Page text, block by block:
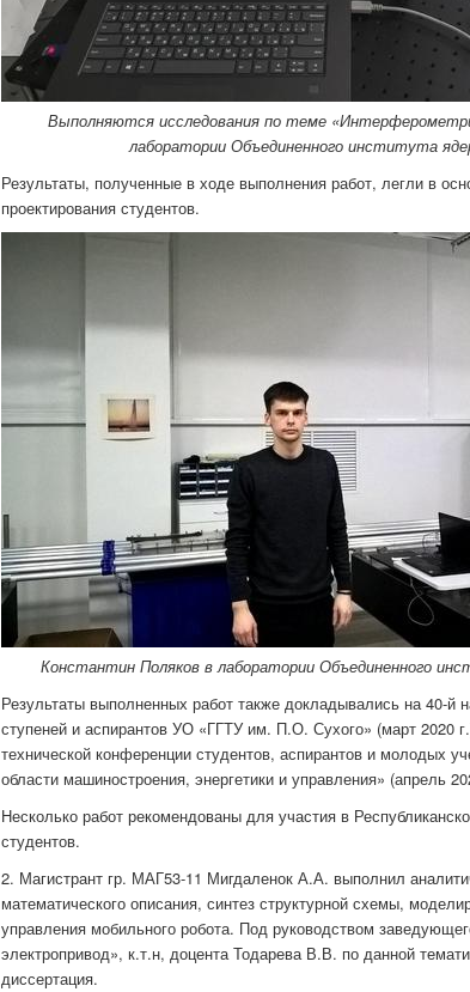
Выполняются исследования по теме
лаборатории Объединенного института
Результаты, полученные в ходе выполнения работ, легли в
проектирования студентов.
Константин Поляков в лаборатории Объединенного
Результаты выполненных работ также докладывались на 40-й
ступеней и аспирантов УО «ГГТУ им. П.О. Сухого» (март 2020
технической конференции студентов, аспирантов и молодых
области машиностроения, энергетики и управления» (апрель
Несколько работ рекомендованы для участия в
студентов.
2. Магистрант гр. МАГ53-11 Мигдаленок А.А. выполнил
математического описания, синтез структурной схемы,
управления мобильного робота. Под руководством
электропривод», к.т.н, доцента Тодарева В.В. по данной
диссертация.